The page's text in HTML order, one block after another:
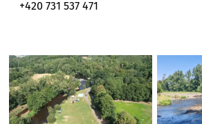
+420 731 537 471